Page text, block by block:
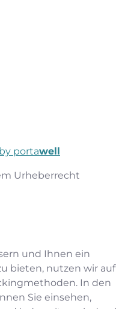
portawell
Urheberrecht
und Ihnen ein
bieten, nutzen wir auf
In den
Sie einsehen,